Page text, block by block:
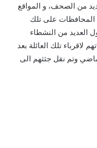
من الصحف، و المواقع
المحافظات على تلك
العديد من النشطاء
لاقرباء تلك العائلة بعد
وتم نقل جثثهم الى